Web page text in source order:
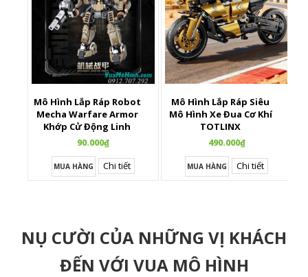
Mô Hình Lắp Ráp Robot
Mecha Warfare Armor
Khớp Cử Động Linh
Hoạt
90.000₫
MUA HÀNG Chi tiết
Mô Hình Lắp Ráp Siêu
Mô Hình Xe Đua Cơ Khí
TOTLINX
490.000₫
MUA HÀNG Chi tiết
NỤ CƯỜI CỦA NHỮNG VỊ KHÁCH
ĐẾN VỚI VUA MÔ HÌNH